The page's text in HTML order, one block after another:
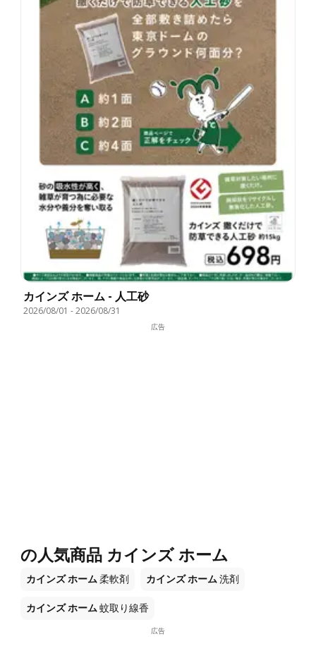
カインズ ホーム - 人工砂
2026/08/01 -2026/08/31
広告
の人気商品 カインズ ホーム
カインズ ホーム 柔軟剤 カインズ ホーム 洗剤
カインズ ホーム 蚊取り線香
広告